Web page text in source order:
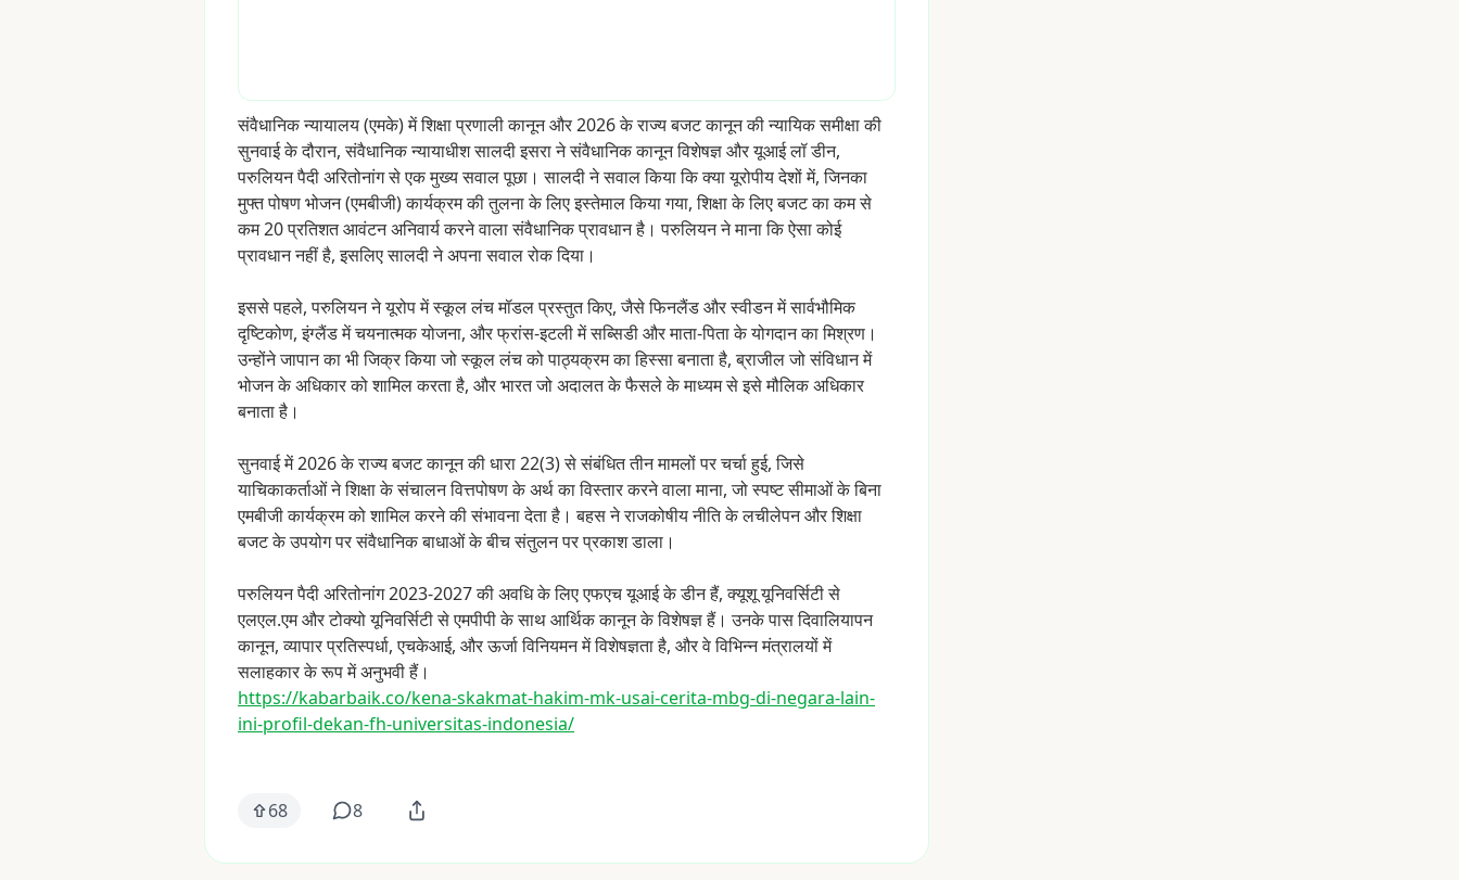
संवैधानिकन्यायालय(एमके)मेंशिक्षाप्रणालीकानूनऔर2026केराज्यबजटकानूनकीन्यायिकसमीक्षाकी
सुनवाईकेदौरान, संवैधानिकन्यायाधीशसालदीइसरानेसंवैधानिककानूनविशेषज्ञऔरयूआईलॉडीन,
परुलियनपैदीअरितोनांगसेएकमुख्यसवालपूछा। सालदीनेसवालकियाकिक्यायूरोपीयदेशोंमें, जिनका
मुफ्तपोषणभोजन(एमबीजी)कार्यक्रमकीतुलनाकेलिएइस्तेमालकियागया, शिक्षाकेलिएबजटकाकमसे
कम20प्रतिशतआवंटनअनिवार्यकरनेवालासंवैधानिकप्रावधानहै। परुलियननेमानाकिऐसाकोई
प्रावधाननहींहै, इसलिएसालदीनेअपनासवालरोकदिया।
इससेपहले, परुलियननेयूरोपमेंस्कूललंचमॉडलप्रस्तुतकिए, जैसेफिनलैंडऔरस्वीडनमेंसार्वभौमिक
दृष्टिकोण, इंग्लैंडमेंचयनात्मकयोजना, औरफ्रांस-इटलीमेंसब्सिडीऔरमाता-पिताकेयोगदानकामिश्रण।
उन्होंनेजापानकाभीजिक्रकियाजोस्कूललंचकोपाठ्यक्रमकाहिस्साबनाताहै, ब्राजीलजोसंविधानमें
भोजनकेअधिकारकोशामिलकरताहै, औरभारतजोअदालतकेफैसलेकेमाध्यमसेइसेमौलिकअधिकार
बनाताहै।
सुनवाईमें2026केराज्यबजटकानूनकीधारा22(3)सेसंबंधिततीनमामलोंपरचर्चाहुई, जिसे
याचिकाकर्ताओंनेशिक्षाकेसंचालनवित्तपोषणकेअर्थकाविस्तारकरनेवालामाना, जोस्पष्टसीमाओंकेबिना
एमबीजीकार्यक्रमकोशामिलकरनेकीसंभावनादेताहै। बहसनेराजकोषीयनीतिकेलचीलेपनऔरशिक्षा
बजटकेउपयोगपरसंवैधानिकबाधाओंकेबीचसंतुलनपरप्रकाशडाला।
परुलियनपैदीअरितोनांग2023-2027कीअवधिकेलिएएफएचयूआईकेडीनहैं, क्यूशूयूनिवर्सिटीसे
एलएल.एमऔरटोक्योयूनिवर्सिटीसेएमपीपीकेसाथआर्थिककानूनकेविशेषज्ञहैं। उनकेपासदिवालियापन
कानून, व्यापारप्रतिस्पर्धा, एचकेआई, औरऊर्जाविनियमनमेंविशेषज्ञताहै, औरवेविभिन्नमंत्रालयोंमें
सलाहकारकेरूपमेंअनुभवीहैं।
https://kabarbaik.co/kena-skakmat-hakim-mk-usai-cerita-mbg-di-negara-lain-
ini-profil-dekan-fh-universitas-indonesia/
68 8